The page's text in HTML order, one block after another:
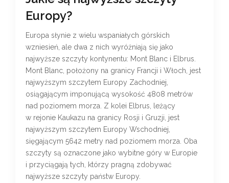
Europy?
Europa słynie z wielu wspaniałych górskich
wzniesień, ale dwa z nich wyróżniają się jako
najwyższe szczyty kontynentu: Mont Blanc i Elbrus.
Mont Blanc, położony na granicy Francji i Włoch, jest
najwyższym szczytem Europy Zachodniej,
osiągającym imponującą wysokość 4808 metrów
nad poziomem morza. Z kolei Elbrus, leżący
w rejonie Kaukazu na granicy Rosji i Gruzji, jest
najwyższym szczytem Europy Wschodniej,
sięgającym 5642 metry nad poziomem morza. Oba
szczyty są oznaczone jako wybitne góry w Europie
i przyciągają tych, którzy pragną zdobywać
najwyższe szczyty państw Europy.